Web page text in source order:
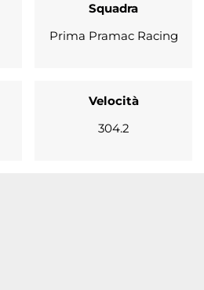
Squadra
Prima Pramac Racing
Velocità
304.2